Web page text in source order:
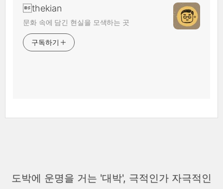
thekian
문화 속에 담긴 현실을 모색하는 곳
구독하기
도박에 운명을 거는 '대박', 극적인가 자극적인